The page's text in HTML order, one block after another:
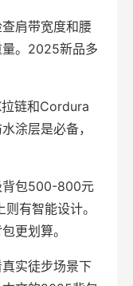
肩带宽度和腰
。2025新品多
链和Cordura
涂层是必备，
背包500-800元
有智能设计。
更划算。
实徒步场景下